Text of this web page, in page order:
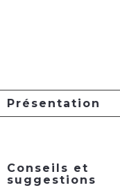
Présentation
Conseils et
suggestions